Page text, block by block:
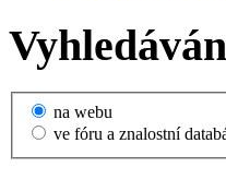
na webu
ve fóru a znalostní